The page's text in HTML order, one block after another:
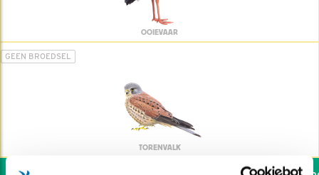
OOIEVAAR
GEEN BROEDSEL
TORENVALK